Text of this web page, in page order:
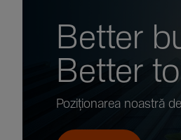
Better
Better
Pozi­țio­narea noastră